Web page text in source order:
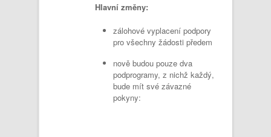
Hlavní změny:
zálohové vyplacení podpory
pro všechny žádosti předem
nově budou pouze dva
podprogramy, z nichž každý,
bude mít své závazné
pokyny: